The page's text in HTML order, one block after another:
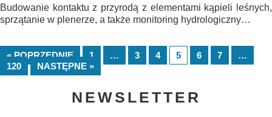
Budowanie kontaktu z przyrodą z elementami kąpieli leśnych,
sprzątanie w plenerze, a także monitoring hydrologiczny…
« POPRZEDNIE 1 … 3 4 5 6 7
…
120
NASTĘPNE »
NEWSLETTER